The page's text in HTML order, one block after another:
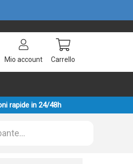
Mio account Carrello
rapide in 24/48h